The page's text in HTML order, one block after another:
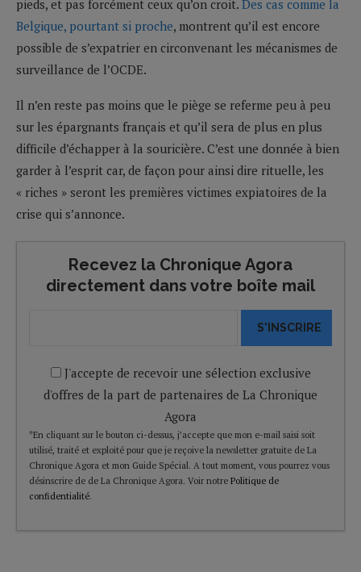
pieds, et pas forcément ceux qu’on croit. Des cas comme la
Belgique, pourtant si proche, montrent qu’il est encore
possible de s’expatrier en circonvenant les mécanismes de
surveillance de l’OCDE.
Il n’en reste pas moins que le piège se referme peu à peu
sur les épargnants français et qu’il sera de plus en plus
difficile d’échapper à la souricière. C’est une donnée à bien
garder à l’esprit car, de façon pour ainsi dire rituelle, les
« riches » seront les premières victimes expiatoires de la
crise qui s’annonce.
Recevez la Chronique Agora
directement dans votre boîte mail
S'INSCRIRE
J'accepte de recevoir une sélection exclusive
d'offres de la part de partenaires de La Chronique
Agora
*En cliquant sur le bouton ci-dessus, j’accepte que mon e-mail saisi soit
utilisé, traité et exploité pour que je reçoive la newsletter gratuite de La
Chronique Agora et mon Guide Spécial. A tout moment, vous pourrez vous
désinscrire de de La Chronique Agora. Voir notre Politique de
confidentialité.